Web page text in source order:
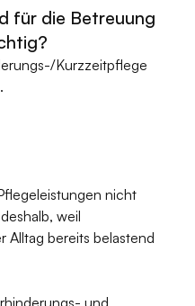
für die Betreuung
Kurzzeitpflege
nicht
weil
Alltag bereits belastend
und